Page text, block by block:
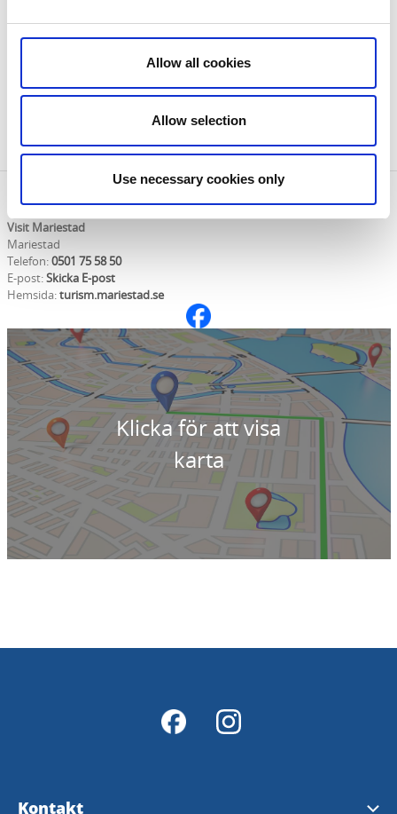
Allow all cookies
Allow selection
Use necessary cookies only
Om du har hund med, tänk på att du alltid måste
hålla den kopplad i skog och mark tiden 1/3-20/8.
använda, leden under den mest intensiva
jaktperioden andra måndagen i oktober till början
av november.
Kontaktinformation
Visit Mariestad
Mariestad
Telefon:0501 75 58 50
E-post:Skicka E-post
Hemsida:turism.mariestad.se
Klicka för att visa
karta
Kontakt